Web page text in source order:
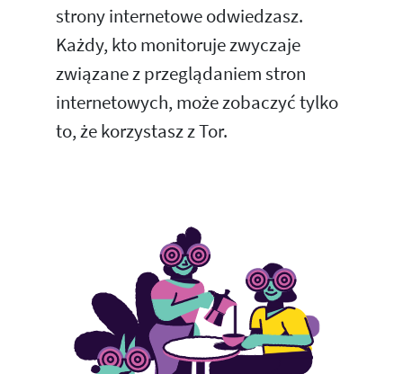
strony internetowe odwiedzasz.
Każdy, kto monitoruje zwyczaje
związane z przeglądaniem stron
internetowych, może zobaczyć tylko
to, że korzystasz z Tor.